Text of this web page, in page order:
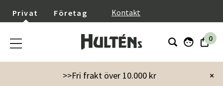
Privat Företag Kontakt
0
×
>>Fri frakt över 10.000 kr
Inredning Dekoration
Fotoalbum